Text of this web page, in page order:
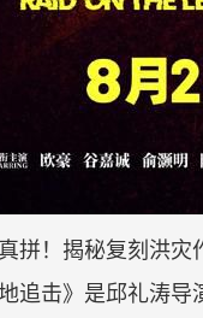
！揭秘复刻洪灾
击》是邱礼涛导